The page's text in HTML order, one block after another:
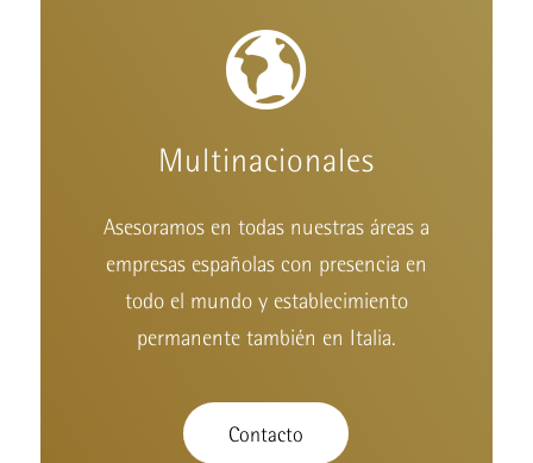
Multinacionales
Asesoramos en todas nuestras áreas a
empresas españolas con presencia en
todo el mundo y establecimiento
permanente también en Italia.
Contacto